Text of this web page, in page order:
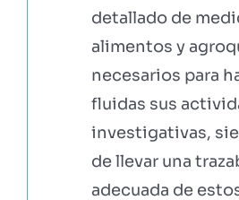
detallado de
alimentos y
necesarios para
fluidas sus
investigativas,
de llevar una
adecuada de